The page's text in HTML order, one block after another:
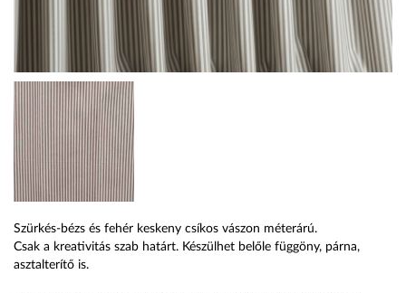
Szürkés-bézs és fehér keskeny csíkos vászon méterárú.
Csak a kreativitás szab határt. Készülhet belőle függöny, párna,
asztalterítő is.